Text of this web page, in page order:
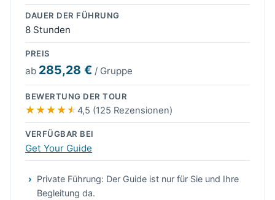
DAUER DER FÜHRUNG
8 Stunden
PREIS
ab 285,28 € / Gruppe
BEWERTUNG DER TOUR
4,5 (125 Rezensionen)
VERFÜGBAR BEI
Get Your Guide
Private Führung: Der Guide ist nur für Sie und Ihre
Begleitung da.